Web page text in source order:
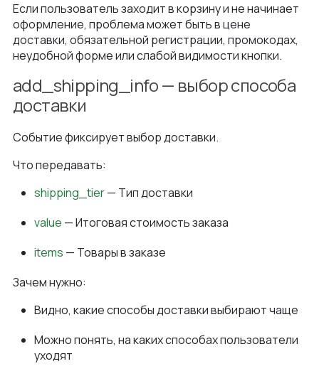
Если пользователь заходит в корзину и не начинает
оформление, проблема может быть в цене
доставки, обязательной регистрации, промокодах,
неудобной форме или слабой видимости кнопки.
add_shipping_info — выбор способа
доставки
Событие фиксирует выбор доставки.
Что передавать:
shipping_tier— Тип доставки
value — Итоговая стоимость заказа
items — Товары в заказе
Зачем нужно:
Видно, какие способы доставки выбирают чаще
Можно понять, на каких способах пользователи
уходят